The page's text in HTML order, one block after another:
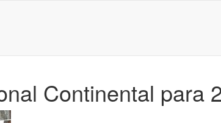
Continental para